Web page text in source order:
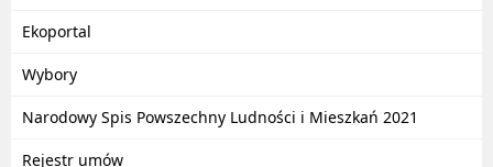
Ekoportal
Wybory
Narodowy Spis Powszechny Ludności i Mieszkań 2021
Rejestr umów